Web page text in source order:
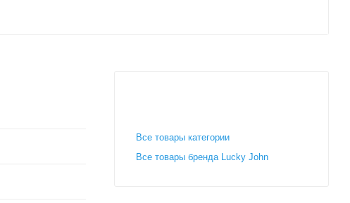
Все товары категории
Все товары бренда Lucky John